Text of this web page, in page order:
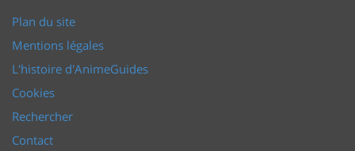
Plan du site
Mentions légales
L'histoire d'AnimeGuides
Cookies
Rechercher
Contact